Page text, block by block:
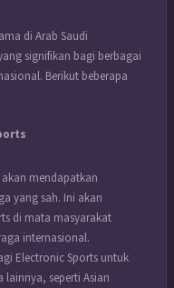
di Arab Saudi
signifikan bagi berbagai
Berikut beberapa
mendapatkan
yang sah. Ini akan
di mata masyarakat
internasional.
Electronic Sports untuk
seperti Asian